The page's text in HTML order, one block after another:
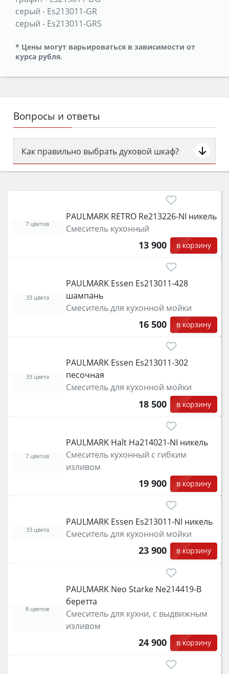
серый - Es213011-GR
серый - Es213011-GRS
* Цены могут варьироваться в зависимости от
курса рубля.
Вопросы и ответы
Как правильно выбрать духовой шкаф?
Сначала определитесь с типом (газовый или
затем смотрите на объём 50–70 л для семьи,
функции (конвекция, гриль, самоочистка,
защита от детей).
PAULMARK RETRO Re213226-NI никель
Смеситель кухонный
13 900 в корзину
7 цветов
PAULMARK Essen Es213011-428
шампань
Смеситель для кухонной мойки
16 500 в корзину
33 цвета
PAULMARK Essen Es213011-302
песочная
Смеситель для кухонной мойки
18 500 в корзину
33 цвета
PAULMARK Halt Ha214021-NI никель
Смеситель кухонный с гибким
изливом
19 900 в корзину
7 цветов
PAULMARK Essen Es213011-NI никель
Смеситель для кухонной мойки
23 900 в корзину
33 цвета
PAULMARK Neo Starke Ne214419-B
беретта
Смеситель для кухни, с выдвижным
изливом
24 900 в корзину
8 цветов